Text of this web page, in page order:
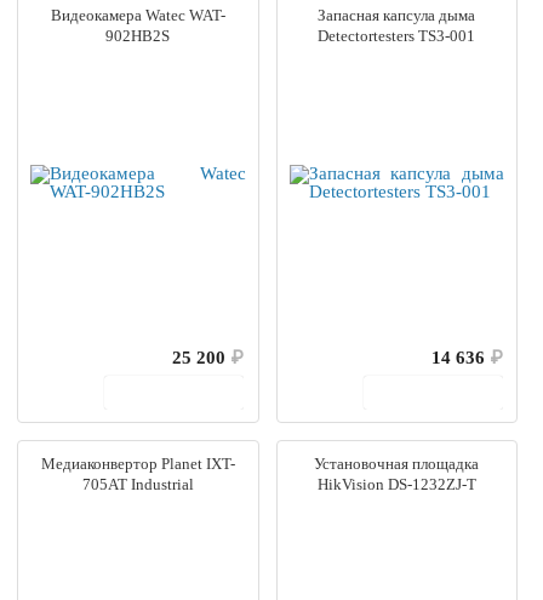
Видеокамера Watec WAT-
902HB2S
25 200 ₽
Запасная капсула дыма
Detectortesters TS3-001
14 636 ₽
Медиаконвертор Planet IXT-
705AT Industrial
Установочная площадка
HikVision DS-1232ZJ-T